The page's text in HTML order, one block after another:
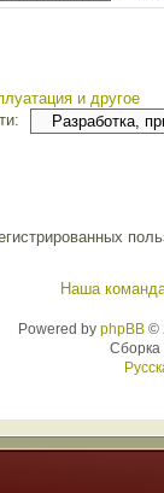
и другое
Наша
Powered by phpBB©